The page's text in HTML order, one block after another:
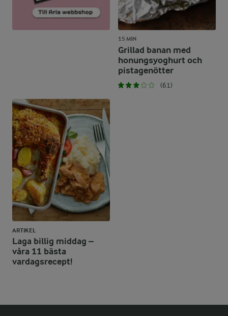
15 MIN
Grillad banan med
honungsyoghurt och
pistagenötter
(61)
ARTIKEL
Laga billig middag –
våra 11 bästa
vardagsrecept!